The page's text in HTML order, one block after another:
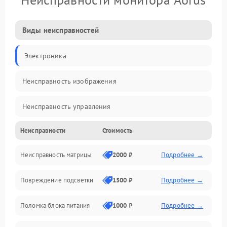
Виды неисправностей
Электроника
Неисправность изображения
Неисправность управления
Неисправность интерфейсов
Прочие неисправности
Неисправность звука
Механические повреждения
Неисправности Стоимость
Неисправность матрицы 2000 ₽ Подробнее →
Повреждение подсветки 1500 ₽ Подробнее →
Поломка блока питания 1000 ₽ Подробнее →